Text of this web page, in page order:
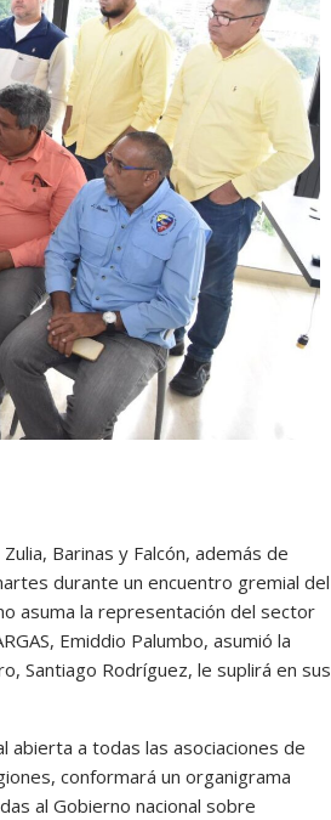
Barinas y Falcón, además de
durante un encuentro gremial del
asuma la representación del sector
Emiddio Palumbo, asumió la
Santiago Rodríguez, le suplirá en sus
abierta a todas las asociaciones de
conformará un organigrama
al Gobierno nacional sobre